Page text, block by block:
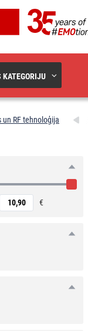
KATEGORIJU
un RF tehnoloģija
€